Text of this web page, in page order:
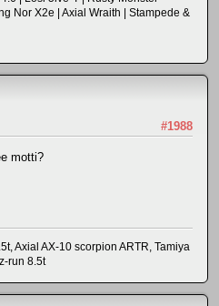
Nor X2e | Axial Wraith | Stampede &
#1988
motti?
Axial AX-10 scorpion ARTR, Tamiya
run 8.5t